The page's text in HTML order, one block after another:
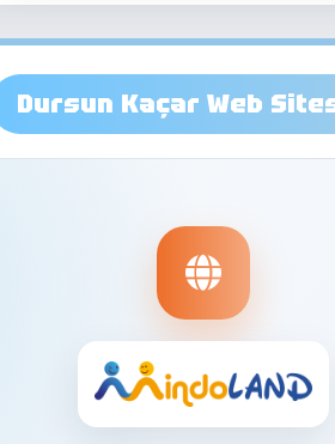
Dursun Kaçar Web